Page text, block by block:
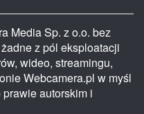
Media Sp. z o.o. bez
z pól eksploatacji
wideo, streamingu,
Webcamera.pl w myśl
autorskim i